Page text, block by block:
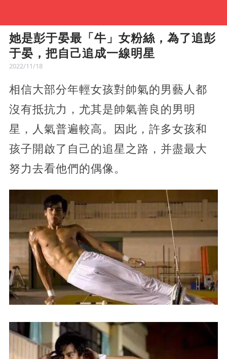
她是彭于晏最「牛」女粉絲，為了追彭
于晏，把自己追成一線明星
2022/11/18
相信大部分年輕女孩對帥氣的男藝人都
沒有抵抗力，尤其是帥氣善良的男明
星，人氣普遍較高。因此，許多女孩和
孩子開啟了自己的追星之路，并盡最大
努力去看他們的偶像。